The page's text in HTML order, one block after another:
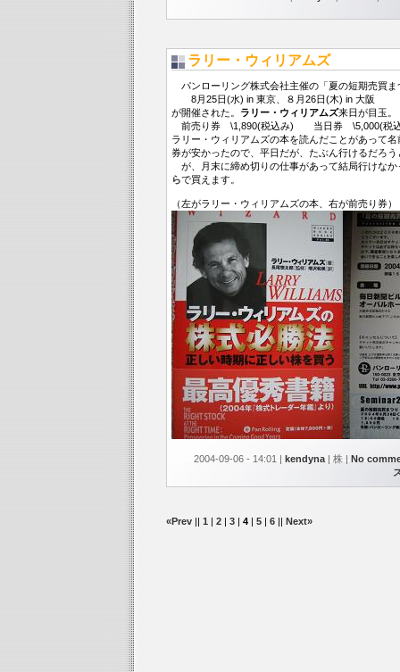
ラリー・ウィリアムズ
パンローリング株式会社主催の「夏の短期売買ま
8月25日(水) in 東京、８月26日(木) in 大阪
が開催された。 ラリー・ウィリアムズ来日が目玉。
前売り券 \1,890(税込み) 当日券 \5,000(税
ラリー・ウィリアムズの本を読んだことがあって
券が安かったので、平日だが、たぶん行けるだろ
が、月末に締め切りの仕事があって結局行けな
らで買えます。
（左がラリー・ウィリアムズの本、右が前売り券）
2004-09-06 - 14:01 | kendyna | 株 | No
«Prev || 1 | 2 | 3 | 4 | 5 | 6 || Next»